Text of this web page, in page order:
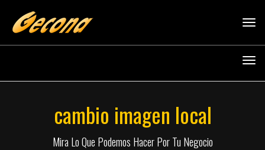
cambio imagen local
Mira Lo Que Podemos Hacer Por Tu Negocio